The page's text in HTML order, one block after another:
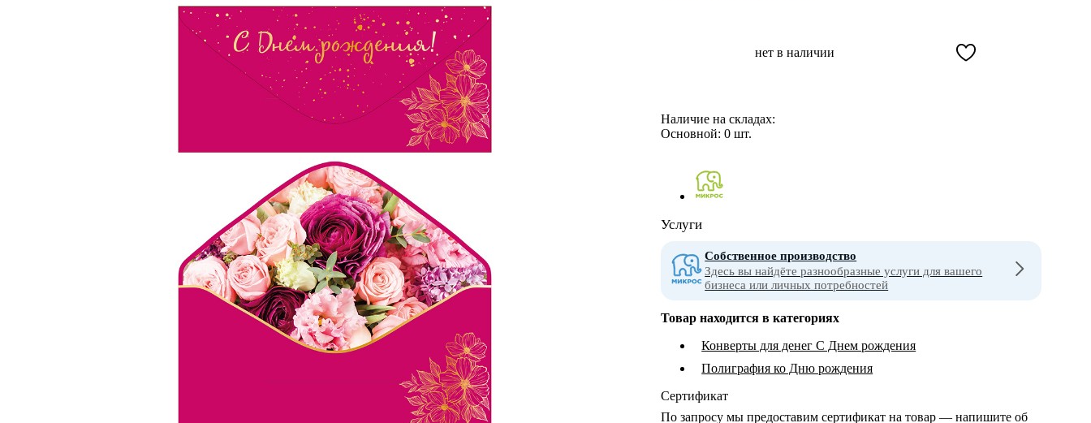
нет в наличии
Наличие на складах:
Основной:0 шт.
Услуги
Собственное производство
Здесь вы найдёте разнообразные услуги для вашего
бизнеса или личных потребностей
Товар находится в категориях
Конверты для денег С Днем рождения
Полиграфия ко Дню рождения
Сертификат
По запросу мы предоставим сертификат на товар — напишите об